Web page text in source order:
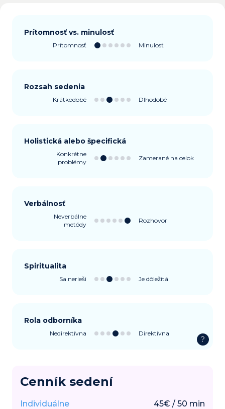
Prítomnosť vs. minulosť
Prítomnosť Minulosť
Rozsah sedenia
Krátkodobé Dlhodobé
Holistická alebo špecifická
Konkrétne
problémy
Zamerané na celok
Verbálnosť
Neverbálne
metódy
Rozhovor
Spiritualita
Sa nerieši Je dôležitá
Rola odborníka
Nedirektívna Direktívna
?
Cenník sedení
Individuálne 45€ / 50 min